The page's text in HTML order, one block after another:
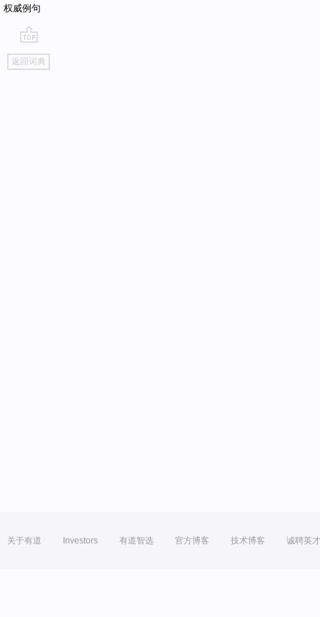
权威例句
go
top
返回词典
关于有道 Investors 有道智选 官方博客 技术博客 诚聘英才